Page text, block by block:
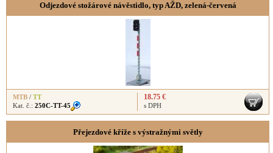
Odjezdové stožárové návěstidlo, typ AŽD, zelená-červená
MTB / TT
Kat. č.: 250C-TT-45
18.75 €
s DPH
Přejezdové kříže s výstražnými světly